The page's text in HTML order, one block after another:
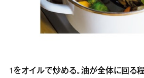
1をオイルで炒める。油が全体に回る